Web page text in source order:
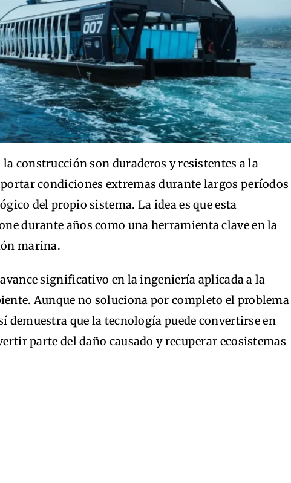
construcción son duraderos y resistentes a la
condiciones extremas durante largos períodos
del propio sistema. La idea es que esta
durante años como una herramienta clave en la
marina.
significativo en la ingeniería aplicada a la
Aunque no soluciona por completo el problema
demuestra que la tecnología puede convertirse en
parte del daño causado y recuperar ecosistemas